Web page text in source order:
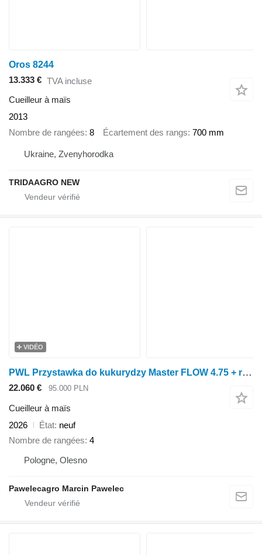
Oros 8244
13.333 € TVA incluse
Cueilleur à maïs
2013
Nombre de rangées 8 Écartement des rangs 700 mm
Ukraine, Zvenyhorodka
TRIDAAGRO NEW
VIDÉO
PWL Przystawka do kukurydzy Master FLOW 4.75 + roto-cut
22.060 € 95.000 PLN
Cueilleur à maïs
2026
État neuf
Nombre de rangées 4
Pologne, Olesno
Pawelecagro Marcin Pawelec